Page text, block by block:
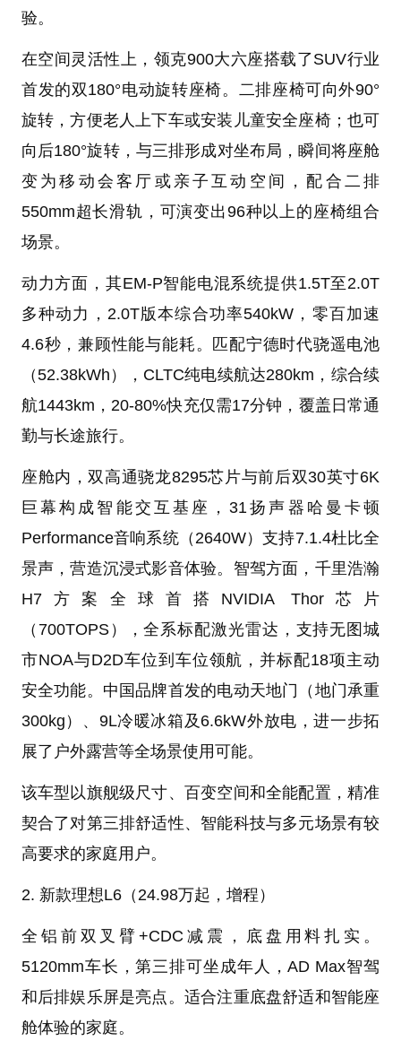
验。
在空间灵活性上，领克900大六座搭载了SUV行业
首发的双180°电动旋转座椅。二排座椅可向外90°
旋转，方便老人上下车或安装儿童安全座椅；也可
向后180°旋转，与三排形成对坐布局，瞬间将座舱
变为移动会客厅或亲子互动空间，配合二排
550mm超长滑轨，可演变出96种以上的座椅组合
场景。
动力方面，其EM-P智能电混系统提供1.5T至2.0T
多种动力，2.0T版本综合功率540kW，零百加速
4.6秒，兼顾性能与能耗。匹配宁德时代骁遥电池
（52.38kWh），CLTC纯电续航达280km，综合续
航1443km，20-80%快充仅需17分钟，覆盖日常通
勤与长途旅行。
座舱内，双高通骁龙8295芯片与前后双30英寸6K
巨幕构成智能交互基座，31扬声器哈曼卡顿
Performance音响系统（2640W）支持7.1.4杜比全
景声，营造沉浸式影音体验。智驾方面，千里浩瀚
H7方案全球首搭NVIDIA Thor芯片
（700TOPS），全系标配激光雷达，支持无图城
市NOA与D2D车位到车位领航，并标配18项主动
安全功能。中国品牌首发的电动天地门（地门承重
300kg）、9L冷暖冰箱及6.6kW外放电，进一步拓
展了户外露营等全场景使用可能。
该车型以旗舰级尺寸、百变空间和全能配置，精准
契合了对第三排舒适性、智能科技与多元场景有较
高要求的家庭用户。
2. 新款理想L6（24.98万起，增程）
全铝前双叉臂+CDC减震，底盘用料扎实。
5120mm车长，第三排可坐成年人，AD Max智驾
和后排娱乐屏是亮点。适合注重底盘舒适和智能座
舱体验的家庭。